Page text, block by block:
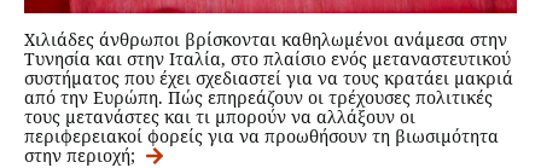
Χιλιάδες άνθρωποι βρίσκονται καθηλωμένοι ανάμεσα στην
Τυνησία και στην Ιταλία, στο πλαίσιο ενός μεταναστευτικού
συστήματος που έχει σχεδιαστεί για να τους κρατάει μακριά
από την Ευρώπη. Πώς επηρεάζουν οι τρέχουσες πολιτικές
τους μετανάστες και τι μπορούν να αλλάξουν οι
περιφερειακοί φορείς για να προωθήσουν τη βιωσιμότητα
στην περιοχή;